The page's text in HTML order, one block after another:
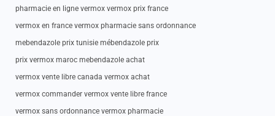
pharmacie en ligne vermox vermox prix france
vermox en france vermox pharmacie sans ordonnance
mebendazole prix tunisie mébendazole prix
prix vermox maroc mebendazole achat
vermox vente libre canada vermox achat
vermox commander vermox vente libre france
vermox sans ordonnance vermox pharmacie